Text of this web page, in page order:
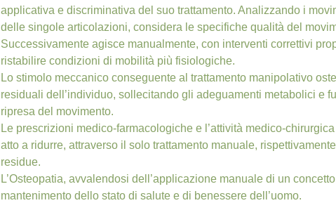
applicativa e discriminativa del suo trattamento. Analizzando i
delle singole articolazioni, considera le specifiche qualità del
Successivamente agisce manualmente, con interventi correttivi
ristabilire condizioni di mobilità più fisiologiche.
Lo stimolo meccanico conseguente al trattamento manipolativo
residuali dell’individuo, sollecitando gli adeguamenti metabolici e
ripresa del movimento.
Le prescrizioni medico-farmacologiche e l’attività medico-
atto a ridurre, attraverso il solo trattamento manuale,
residue.
L’Osteopatia, avvalendosi dell’applicazione manuale di un
mantenimento dello stato di salute e di benessere dell’uomo.